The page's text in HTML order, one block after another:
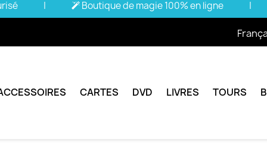
| Boutique de magie 100% en ligne |
CARTES DVD LIVRES TOURS